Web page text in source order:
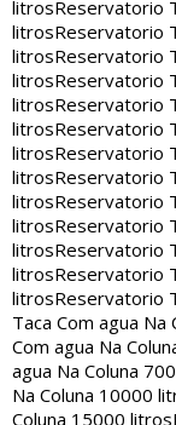
litrosReservatorio
litrosReservatorio
litrosReservatorio
litrosReservatorio
litrosReservatorio
litrosReservatorio
litrosReservatorio
litrosReservatorio
litrosReservatorio
litrosReservatorio
litrosReservatorio
litrosReservatorio
litrosReservatorio
Taca Com agua
Com agua Na
agua Na Coluna
Na Coluna 10000
Coluna 15000 litros